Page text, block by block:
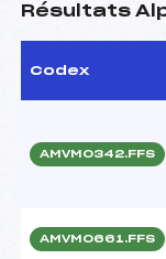
Résultats
Codex
AMVM0342.FFS
AMVM0661.FFS